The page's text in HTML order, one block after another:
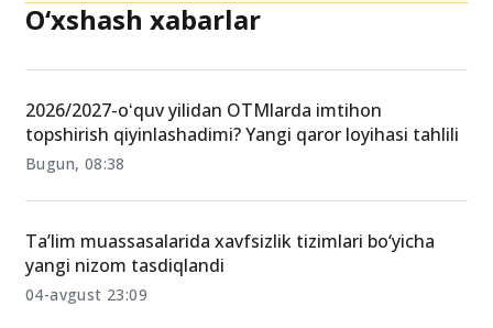
O‘xshash xabarlar
2026/2027-oʻquv yilidan OTMlarda imtihon
topshirish qiyinlashadimi? Yangi qaror loyihasi tahlili
Bugun, 08:38
Ta’lim muassasalarida xavfsizlik tizimlari bo‘yicha
yangi nizom tasdiqlandi
04-avgust 23:09